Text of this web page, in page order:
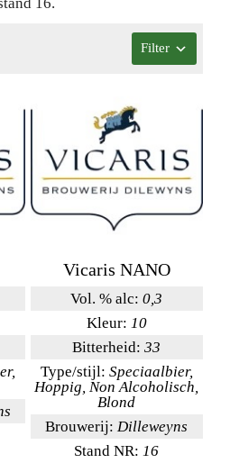
Filter
Vicaris NANO
Vol. % alc: 0,3
Kleur: 10
Bitterheid: 33
Type/stijl: Speciaalbier,
Hoppig, Non Alcoholisch,
Blond
Brouwerij: Dilleweyns
Stand NR: 16